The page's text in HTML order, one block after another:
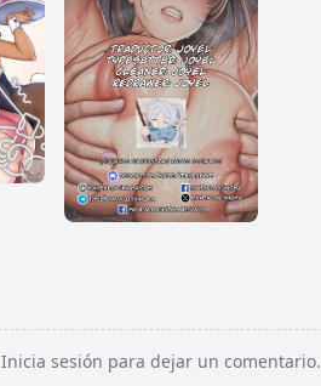
Inicia sesión para dejar un comentario.